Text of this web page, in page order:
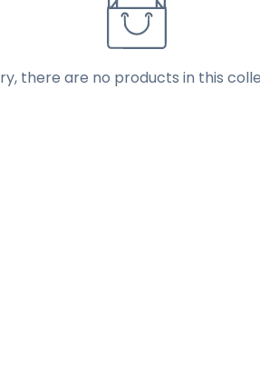
there are no products in this